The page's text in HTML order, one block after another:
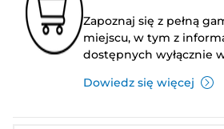
Zapoznaj się z pełną
miejscu, w tym z
dostępnych wyłącznie
Dowiedz się więcej